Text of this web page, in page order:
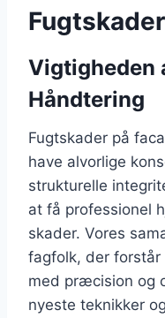
Fugtskader
Vigtigheden
Håndtering
Fugtskader på
have alvorlige
strukturelle
at få professionel
skader. Vores
fagfolk, der
med præcision og
nyeste teknikker